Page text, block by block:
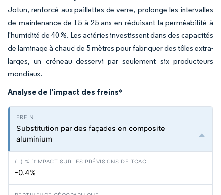
Jotun, renforcé aux paillettes de verre, prolonge les intervalles
de maintenance de 15 à 25 ans en réduisant la perméabilité à
l'humidité de 40 %. Les aciéries investissent dans des capacités
de laminage à chaud de 5 mètres pour fabriquer des tôles extra-
larges, un créneau desservi par seulement six producteurs
mondiaux.
Analyse de l'impact des freins*
Substitution par des façades en composite
aluminium
-0.4%